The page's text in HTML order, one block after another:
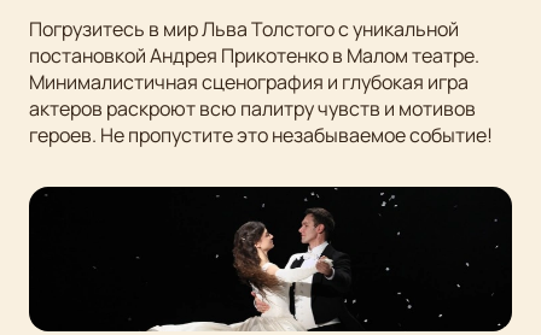
Погрузитесь в мир Льва Толстого с уникальной
постановкой Андрея Прикотенко в Малом театре.
Минималистичная сценография и глубокая игра
актеров раскроют всю палитру чувств и мотивов
героев. Не пропустите это незабываемое событие!